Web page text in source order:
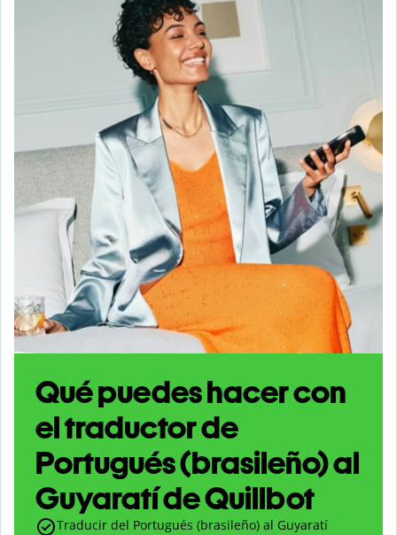
Qué puedes hacer con
el traductor de
Portugués (brasileño) al
Guyaratí de Quillbot
Traducir del Portugués (brasileño) al Guyaratí